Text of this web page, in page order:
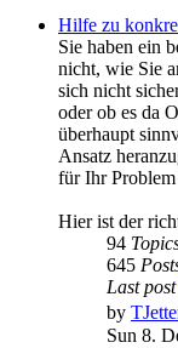
Hilfe zu
Sie haben ein
nicht, wie Sie
sich nicht
oder ob es da
überhaupt
Ansatz
für Ihr
Hier ist der
94
645
Last post
by
Sun 8.